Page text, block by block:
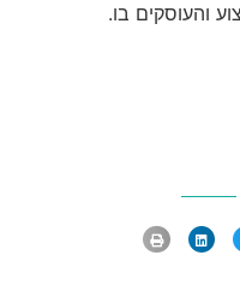
והעוסקים בו.